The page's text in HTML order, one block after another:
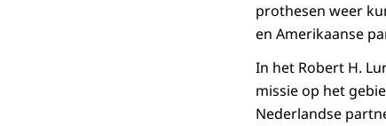
prothesen weer
en Amerikaanse
In het Robert H.
missie op het
Nederlandse